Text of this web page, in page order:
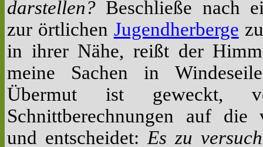
darstellen? Beschließe nach
zur örtlichen Jugendherberge
in ihrer Nähe, reißt der
meine Sachen in
Übermut ist geweckt,
Schnittberechnungen auf die
und entscheidet: Es zu